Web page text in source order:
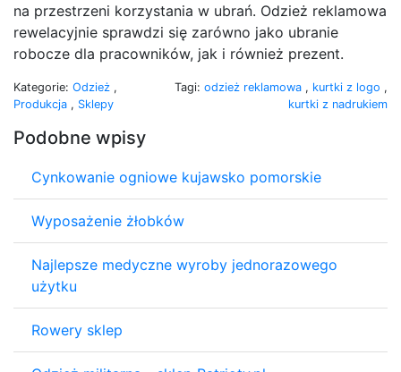
na przestrzeni korzystania w ubrań. Odzież reklamowa
rewelacyjnie sprawdzi się zarówno jako ubranie
robocze dla pracowników, jak i również prezent.
Kategorie: Odzież ,
Produkcja , Sklepy
Tagi: odzież reklamowa , kurtki z logo ,
kurtki z nadrukiem
Podobne wpisy
Cynkowanie ogniowe kujawsko pomorskie
Wyposażenie żłobków
Najlepsze medyczne wyroby jednorazowego
użytku
Rowery sklep